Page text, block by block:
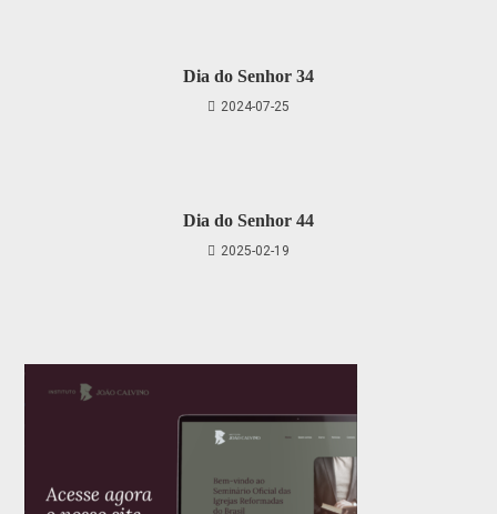
Dia do Senhor 34
2024-07-25
Dia do Senhor 44
2025-02-19